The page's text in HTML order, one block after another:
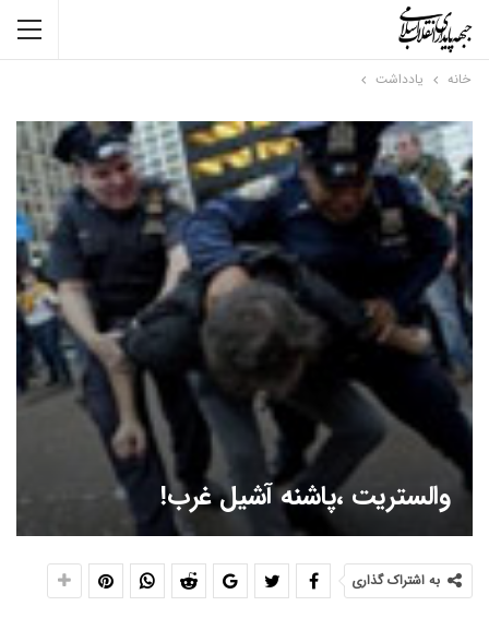
خانه یادداشت
والستریت ،پاشنه آشیل غرب!
به اشتراک گذاری